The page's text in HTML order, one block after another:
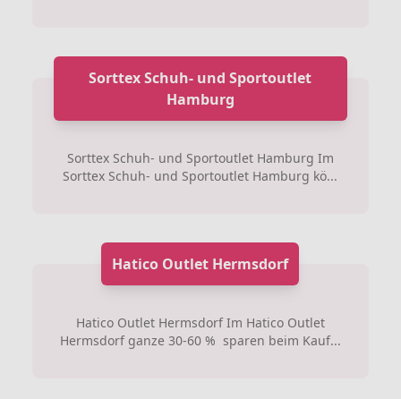
Sorttex Schuh- und Sportoutlet
Hamburg
Sorttex Schuh- und Sportoutlet Hamburg Im
Sorttex Schuh- und Sportoutlet Hamburg kö...
Hatico Outlet Hermsdorf
Hatico Outlet Hermsdorf Im Hatico Outlet
Hermsdorf ganze 30-60 % sparen beim Kauf...